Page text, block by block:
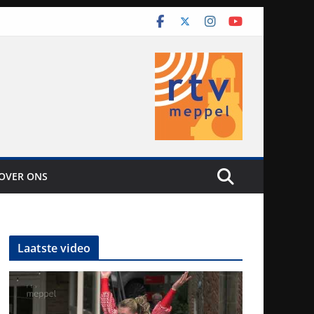
ONS
Laatste video